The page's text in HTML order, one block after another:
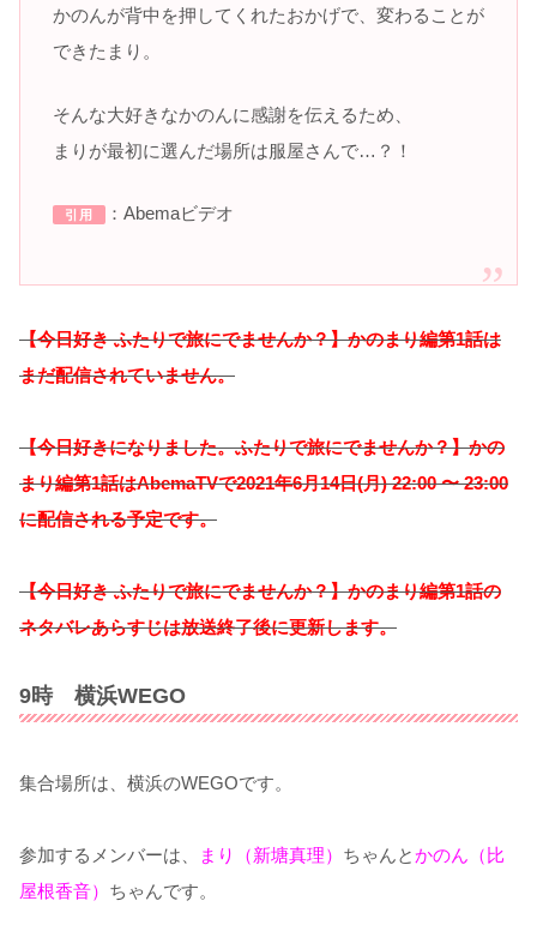
かのんが背中を押してくれたおかげで、変わることが
できたまり。
そんな大好きなかのんに感謝を伝えるため、
まりが最初に選んだ場所は服屋さんで…？！
引用 ：Abemaビデオ
【今日好き ふたりで旅にでませんか？】かのまり編第1話は
まだ配信されていません。
【今日好きになりました。ふたりで旅にでませんか？】かの
まり編第1話はAbemaTVで2021年6月14日(月) 22:00 〜 23:00
に配信される予定です。
【今日好き ふたりで旅にでませんか？】かのまり編第1話の
ネタバレあらすじは放送終了後に更新します。
9時 横浜WEGO
集合場所は、横浜のWEGOです。
参加するメンバーは、 まり（新塘真理） ちゃんとかのん（比
屋根香音） ちゃんです。